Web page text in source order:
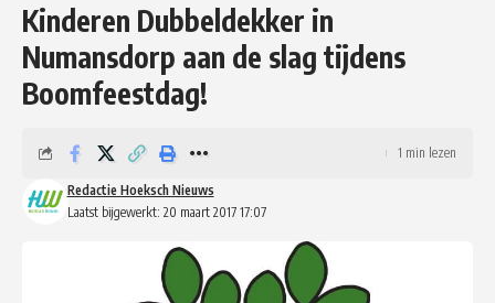
Kinderen Dubbeldekker in
Numansdorp aan de slag tijdens
Boomfeestdag!
Laatst bijgewerkt: 20 maart 2017 17:07
Redactie Hoeksch Nieuws
1 min lezen